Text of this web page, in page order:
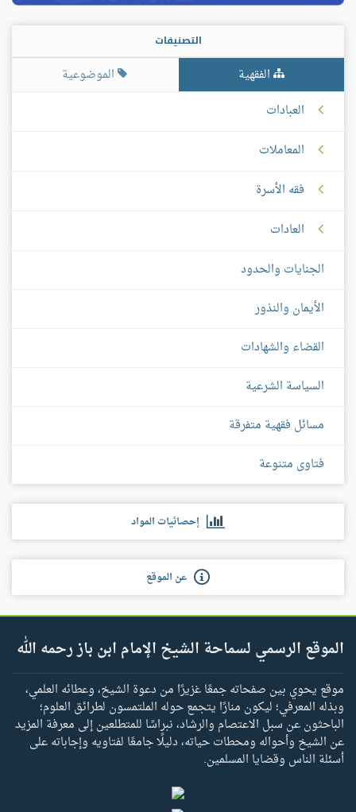
التصنيفات
الفقهية
الموضوعية
العبادات
المعاملات
فقه الأسرة
العادات
الجنايات والحدود
الأيمان والنذور
القضاء والشهادات
السياسة الشرعية
مسائل فقهية متفرقة
فتاوى متنوعة
إحصائيات المواد
عن الموقع
الموقع الرسمي لسماحة الشيخ الإمام ابن باز رحمه الله
موقع يحوي بين صفحاته جمعًا غزيرًا من دعوة الشيخ، وعطائه العلمي،
وبذله المعرفي؛ ليكون منارًا يتجمع حوله الملتمسون لطرائق العلوم؛
الباحثون عن سبل الاعتصام والرشاد، نبراسًا للمتطلعين إلى معرفة المزيد
عن الشيخ وأحواله ومحطات حياته، دليلًا جامعًا لفتاويه وإجاباته على
أسئلة الناس وقضايا المسلمين.